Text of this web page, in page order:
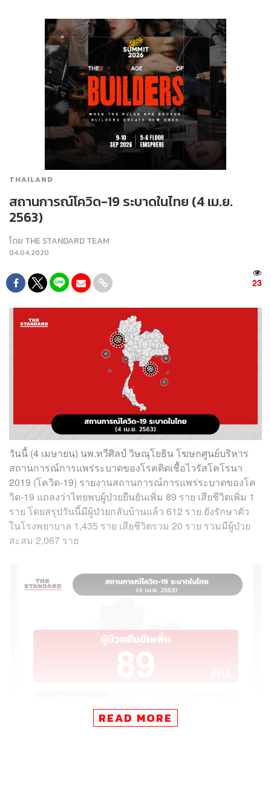
THAILAND
สถานการณ์โควิด-19 ระบาดในไทย (4 เม.ย.
2563)
โดย THE STANDARD TEAM
04.04.2020
23
วันนี้ (4 เมษายน) นพ.ทวีศิลป์ วิษณุโยธิน โฆษกศูนย์บริหาร
สถานการณ์การแพร่ระบาดของโรคติดเชื้อไวรัสโคโรนา
2019 (โควิด-19) รายงานสถานการณ์การแพร่ระบาดของโค
วิด-19 แถลงว่าไทยพบผู้ป่วยยืนยันเพิ่ม 89 ราย เสียชีวิตเพิ่ม 1
ราย โดยสรุปวันนี้มีผู้ป่วยกลับบ้านแล้ว 612 ราย ยังรักษาตัว
ในโรงพยาบาล 1,435 ราย เสียชีวิตรวม 20 ราย รวมมีผู้ป่วย
สะสม 2,067 ราย
READ MORE